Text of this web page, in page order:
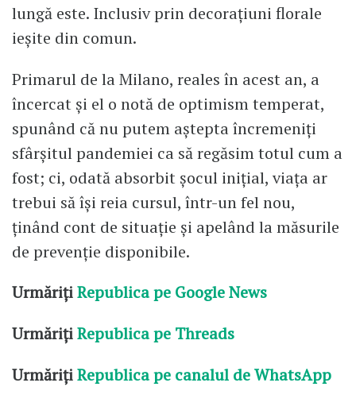
lungă este. Inclusiv prin decorațiuni florale
ieșite din comun.
Primarul de la Milano, reales în acest an, a
încercat și el o notă de optimism temperat,
spunând că nu putem aștepta încremeniți
sfârșitul pandemiei ca să regăsim totul cum a
fost; ci, odată absorbit șocul inițial, viața ar
trebui să își reia cursul, într-un fel nou,
ținând cont de situație și apelând la măsurile
de prevenție disponibile.
UrmărițiRepublica pe Google News
UrmărițiRepublica pe Threads
UrmărițiRepublica pe canalul de WhatsApp